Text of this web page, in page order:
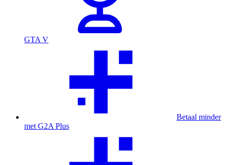
GTA V
Betaal minder
met G2A Plus